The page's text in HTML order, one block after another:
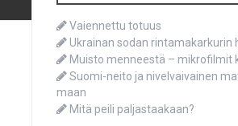
Vaiennettu totuus
Ukrainan sodan rintamakarkurin
Muisto menneestä – mikrofilmit
Suomi-neito ja nivelvaivainen
maan
Mitä peili paljastaakaan?